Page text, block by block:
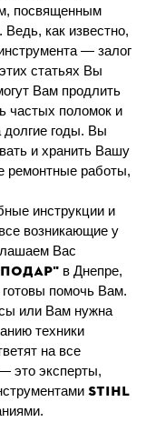
посвященным
. Ведь, как известно,
— залог
статьях Вы
Вам продлить
частых поломок и
долгие годы. Вы
и хранить Вашу
ремонтные работы,
инструкции и
возникающие у
Вас
в Днепре,
помочь Вам.
или Вам нужна
техники
на все
это эксперты,
STIHL